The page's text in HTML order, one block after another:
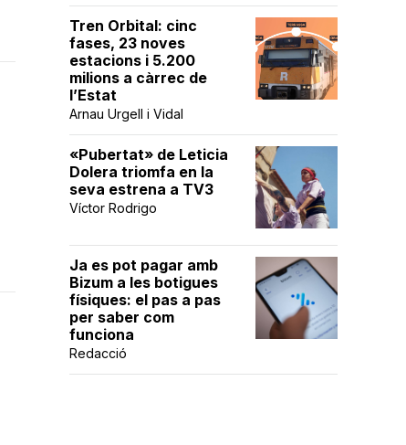
Tren Orbital: cinc
fases, 23 noves
estacions i 5.200
milions a càrrec de
l’Estat
Arnau Urgell i Vidal
«Pubertat» de Leticia
Dolera triomfa en la
seva estrena a TV3
Víctor Rodrigo
Ja es pot pagar amb
Bizum a les botigues
físiques: el pas a pas
per saber com
funciona
Redacció